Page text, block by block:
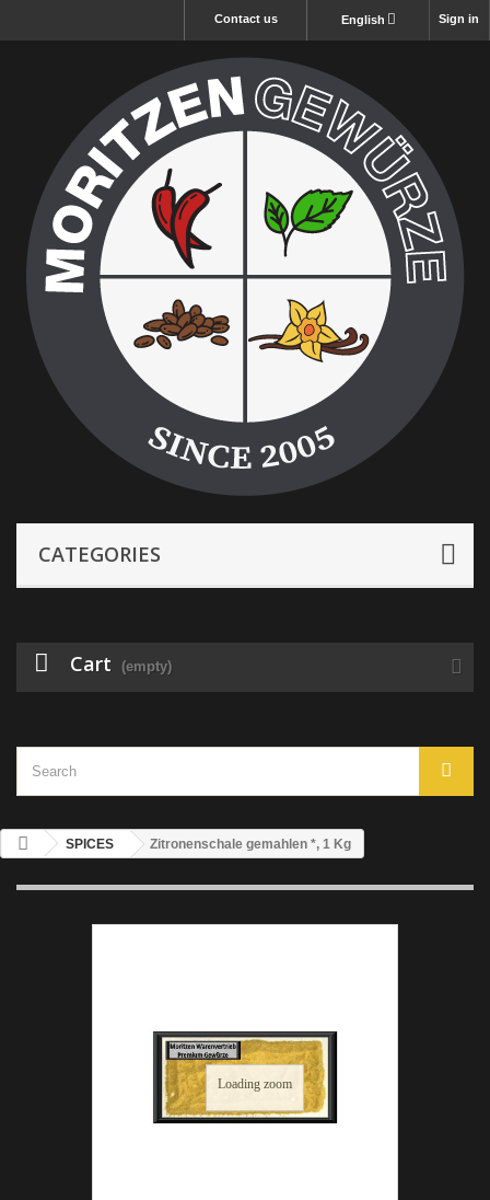
Sign in
English
Contact us
CATEGORIES
Cart (empty)
SPICES Zitronenschale gemahlen *, 1 Kg
Loading zoom